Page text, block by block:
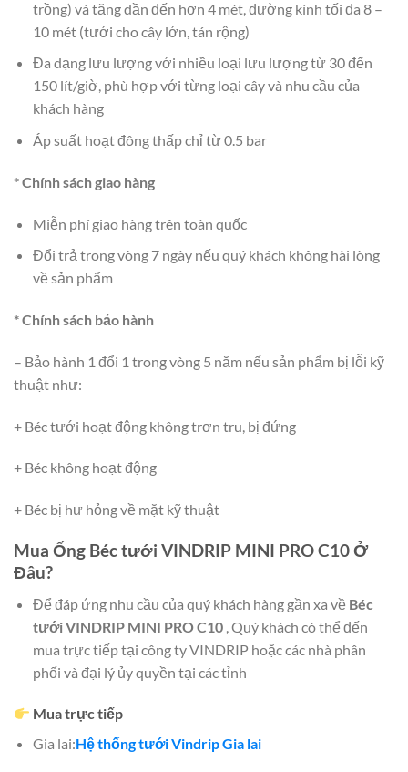
trồng) và tăng dần đến hơn 4 mét, đường kính tối đa 8 –
10 mét (tưới cho cây lớn, tán rộng)
Đa dạng lưu lượng với nhiều loại lưu lượng từ 30 đến
150 lít/giờ, phù hợp với từng loại cây và nhu cầu của
khách hàng
Áp suất hoạt đông thấp chỉ từ 0.5 bar
* Chính sách giao hàng
Miễn phí giao hàng trên toàn quốc
Đổi trả trong vòng 7 ngày nếu quý khách không hài lòng
về sản phẩm
* Chính sách bảo hành
– Bảo hành 1 đổi 1 trong vòng 5 năm nếu sản phẩm bị lỗi kỹ
thuật như:
+ Béc tưới hoạt động không trơn tru, bị đứng
+ Béc không hoạt động
+ Béc bị hư hỏng về mặt kỹ thuật
Mua Ống Béc tưới VINDRIP MINI PRO C10 Ở
Đâu?
Để đáp ứng nhu cầu của quý khách hàng gần xa về Béc
tưới VINDRIP MINI PRO C10, Quý khách có thể đến
mua trực tiếp tại công ty VINDRIP hoặc các nhà phân
phối và đại lý ủy quyền tại các tỉnh
Mua trực tiếp
Gia lai:Hệ thống tưới Vindrip Gia lai